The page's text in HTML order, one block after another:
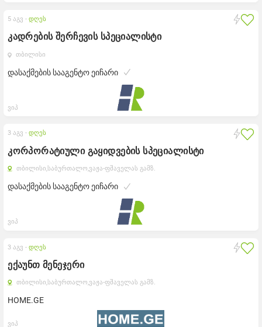
კადრების შერჩევის სპეციალისტი
თბილისი
დასაქმების სააგენტო ეიჩარი
5 აგვ -დღეს
ვიპ
კორპორატიული გაყიდვების სპეციალისტი
თბილისი,საბურთალო,ვაჟა-ფშაველას გამზ.
დასაქმების სააგენტო ეიჩარი
3 აგვ -დღეს
ვიპ
ექაუნთ მენეჯერი
თბილისი,საბურთალო,ვაჟა-ფშაველას გამზ.
HOME.GE
3 აგვ -დღეს
ვიპ